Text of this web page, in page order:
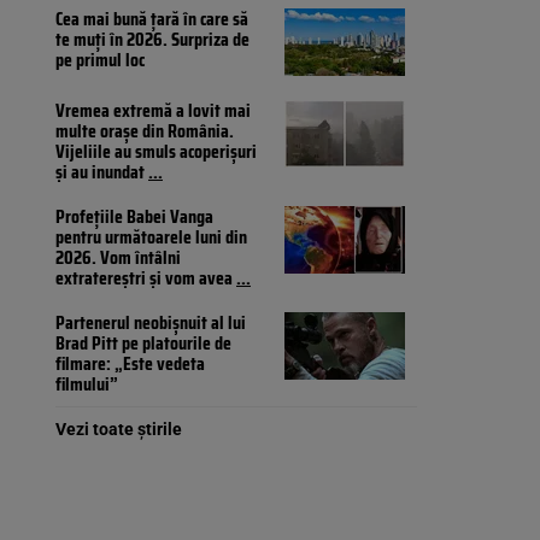
Cea mai bună țară în care să
te muți în 2026. Surpriza de
pe primul loc
Vremea extremă a lovit mai
multe orașe din România.
Vijeliile au smuls acoperișuri
și au inundat...
Profețiile Babei Vanga
pentru următoarele luni din
2026. Vom întâlni
extratereștri și vom avea...
Partenerul neobișnuit al lui
Brad Pitt pe platourile de
filmare: „Este vedeta
filmului”
Vezi toate știrile